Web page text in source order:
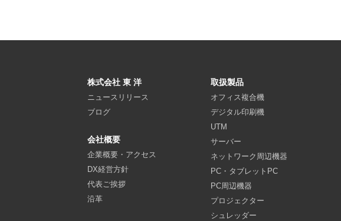
株式会社 東 洋
ニュースリリース
ブログ
会社概要
企業概要・アクセス
DX経営方針
代表ご挨拶
沿革
取扱製品
オフィス複合機
デジタル印刷機
UTM
サーバー
ネットワーク周辺機器
PC・タブレットPC
PC周辺機器
プロジェクター
シュレッダー